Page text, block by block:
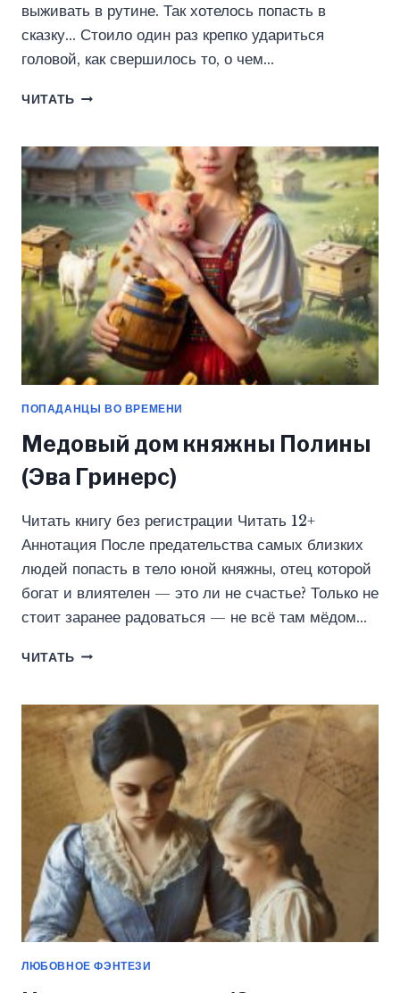
выживать в рутине. Так хотелось попасть в
сказку… Стоило один раз крепко удариться
головой, как свершилось то, о чем…
ЧИТАТЬ МЕЖ
(ЭВА
ГРИНЕРС)
ПОПАДАНЦЫ ВО ВРЕМЕНИ
Медовый дом княжны Полины
(Эва Гринерс)
Читать книгу без регистрации Читать 12+
Аннотация После предательства самых близких
людей попасть в тело юной княжны, отец которой
богат и влиятелен — это ли не счастье? Только не
стоит заранее радоваться — не всё там мёдом…
ЧИТАТЬ МЕДОВЫЙ
ПОЛИНЫ
(ЭВА
ГРИНЕРС)
ЛЮБОВНОЕ ФЭНТЕЗИ